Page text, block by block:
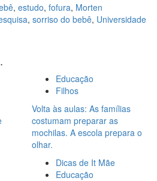
, estudo, fofura, Morten
, sorriso do bebê, Universidade
Educação
Filhos
Volta às aulas: As famílias
costumam preparar as
mochilas. A escola prepara o
olhar.
Dicas de It Mãe
Educação